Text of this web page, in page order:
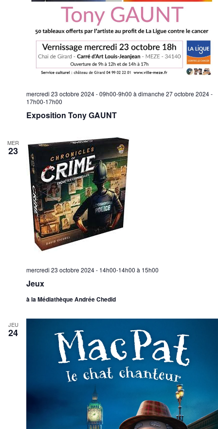
Exposition Tony GAUNT
mercredi 23 octobre 2024 - 09h00-9h00 à dimanche 27 octobre 2024 -
17h00-17h00
MER
23
Jeux
mercredi 23 octobre 2024 - 14h00-14h00 à 15h00
à la Médiathèque Andrée Chedid
JEU
24